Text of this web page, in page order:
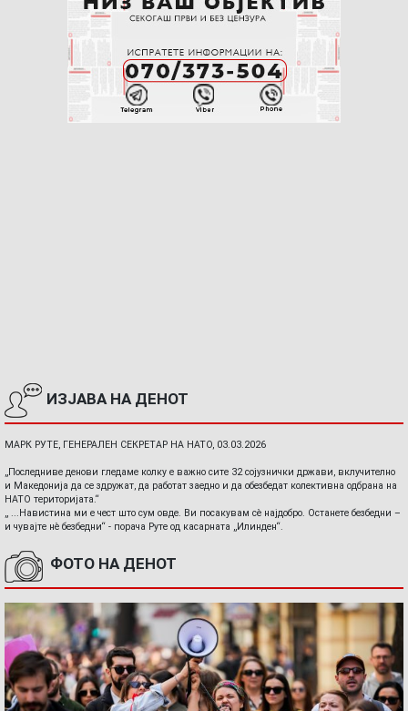
ИЗЈАВА НА ДЕНОТ
МАРК РУТЕ, ГЕНЕРАЛЕН СЕКРЕТАР НА НАТО, 03.03.2026
„Последниве денови гледаме колку е важно сите 32 сојузнички држави, вклучително
и Македонија да се здружат, да работат заедно и да обезбедат колективна одбрана на
НАТО територијата.“
„ ...Навистина ми е чест што сум овде. Ви посакувам сè најдобро. Останете безбедни –
и чувајте нè безбедни“ - порача Руте од касарната „Илинден“.
ФОТО НА ДЕНОТ